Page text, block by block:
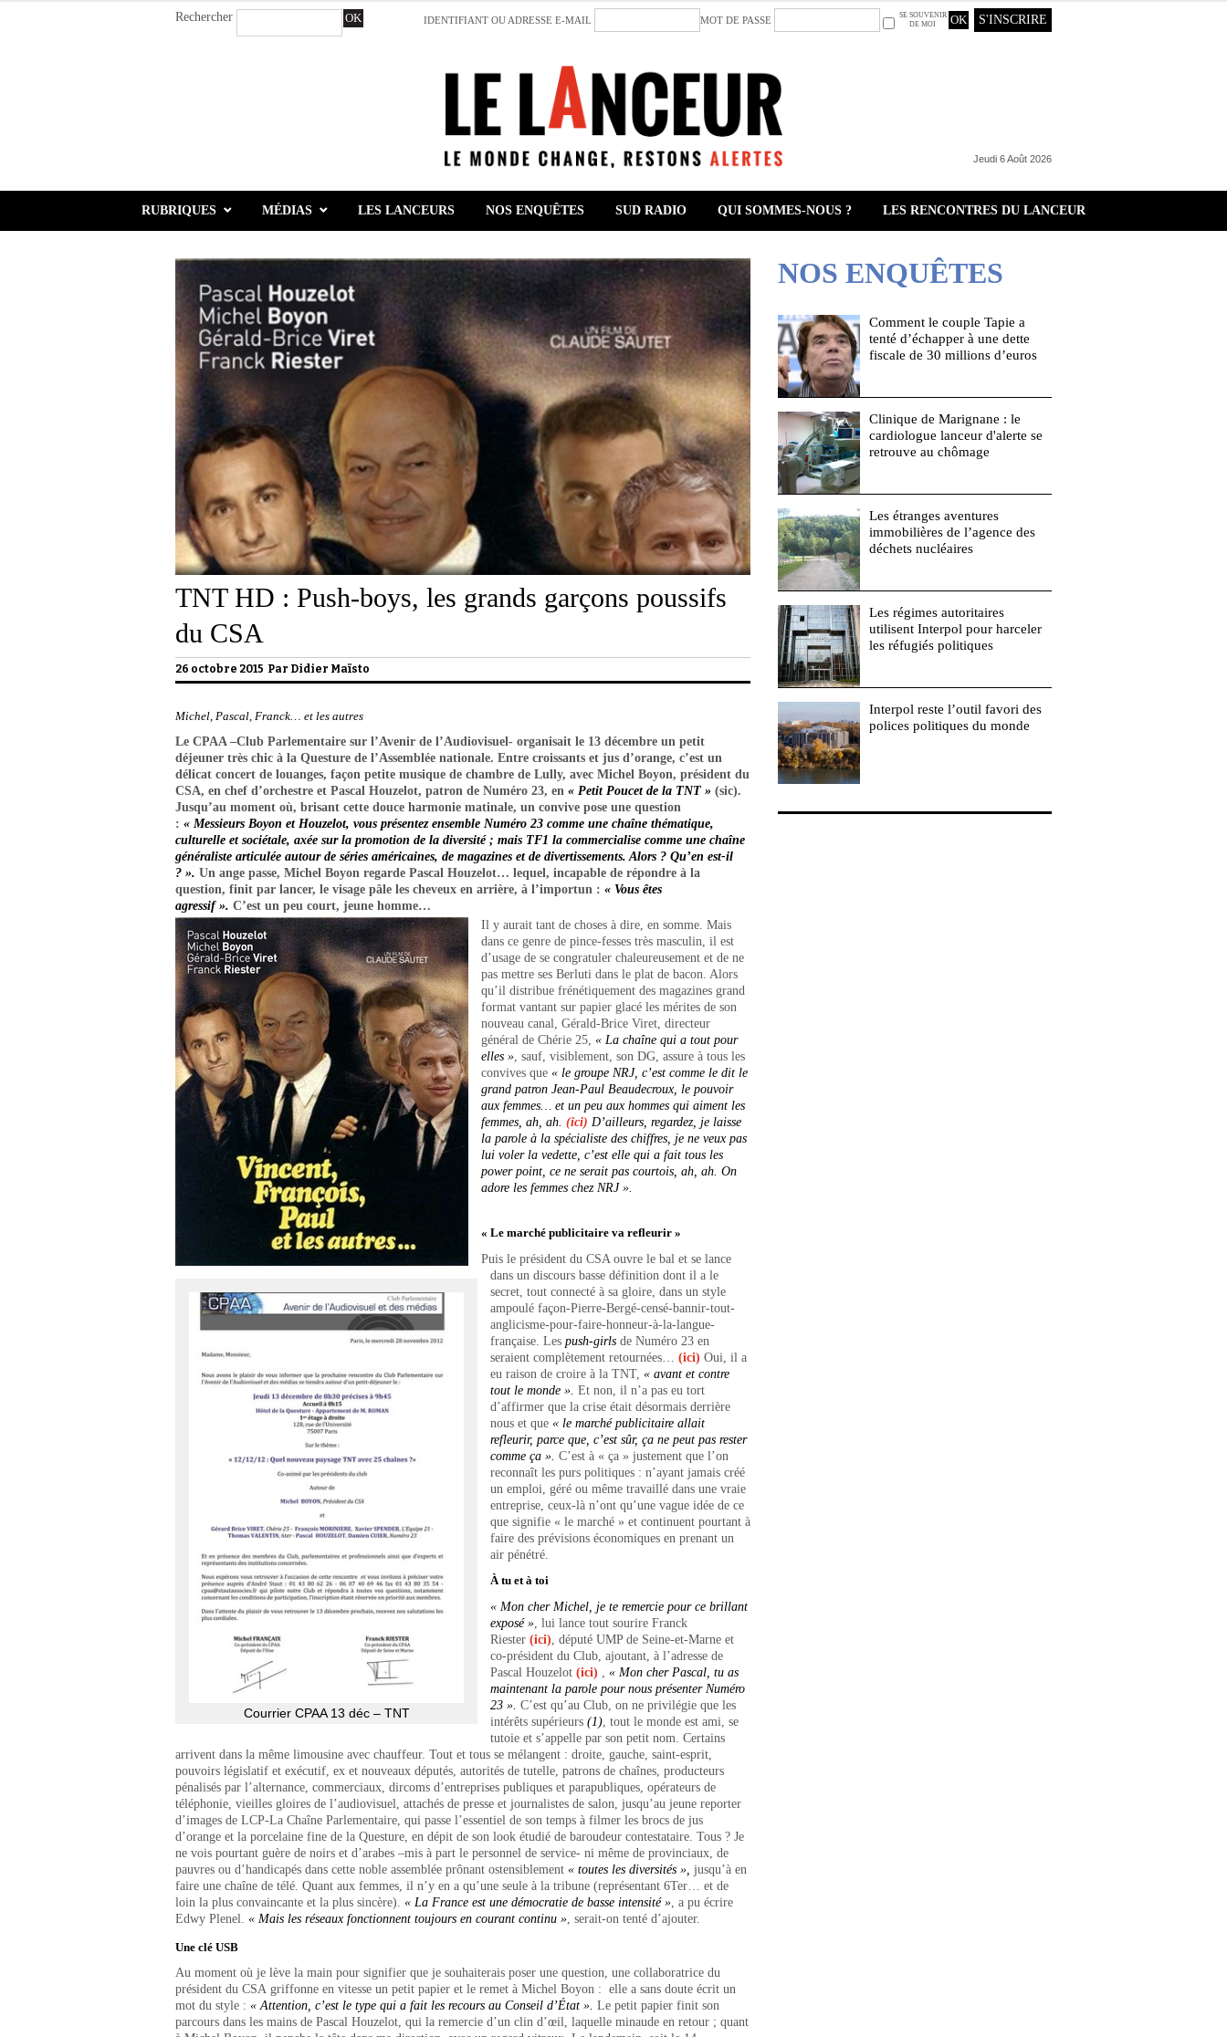
IDENTIFIANT OU ADRESSE E-MAIL MOT DE PASSE
SE SOUVENIR
DE MOI
S'INSCRIRE
Rechercher OK
Jeudi 6 Août 2026
RUBRIQUES MÉDIAS LES LANCEURS NOS ENQUÊTES SUD RADIO QUI SOMMES-NOUS ? LES RENCONTRES DU LANCEUR
TNT HD : Push-boys, les grands garçons poussifs
du CSA
26 octobre 2015 Par Didier Maïsto
Michel, Pascal, Franck… et les autres
Le CPAA –Club Parlementaire sur l’Avenir de l’Audiovisuel- organisait le 13 décembre un petit
déjeuner très chic à la Questure de l’Assemblée nationale. Entre croissants et jus d’orange, c’est un
délicat concert de louanges, façon petite musique de chambre de Lully, avec Michel Boyon, président du
CSA, en chef d’orchestre et Pascal Houzelot, patron de Numéro 23, en « Petit Poucet de la TNT » (sic).
Jusqu’au moment où, brisant cette douce harmonie matinale, un convive pose une question
: « Messieurs Boyon et Houzelot, vous présentez ensemble Numéro 23 comme une chaîne thématique,
culturelle et sociétale, axée sur la promotion de la diversité ; mais TF1 la commercialise comme une chaîne
généraliste articulée autour de séries américaines, de magazines et de divertissements. Alors ? Qu’en est-il
? ». Un ange passe, Michel Boyon regarde Pascal Houzelot… lequel, incapable de répondre à la
question, finit par lancer, le visage pâle les cheveux en arrière, à l’importun : « Vous êtes
agressif ». C’est un peu court, jeune homme…
Il y aurait tant de choses à dire, en somme. Mais
dans ce genre de pince-fesses très masculin, il est
d’usage de se congratuler chaleureusement et de ne
pas mettre ses Berluti dans le plat de bacon. Alors
qu’il distribue frénétiquement des magazines grand
format vantant sur papier glacé les mérites de son
nouveau canal, Gérald-Brice Viret, directeur
général de Chérie 25, « La chaîne qui a tout pour
elles », sauf, visiblement, son DG, assure à tous les
convives que « le groupe NRJ, c’est comme le dit le
grand patron Jean-Paul Beaudecroux, le pouvoir
aux femmes… et un peu aux hommes qui aiment les
femmes, ah, ah. (ici) D’ailleurs, regardez, je laisse
la parole à la spécialiste des chiffres, je ne veux pas
lui voler la vedette, c’est elle qui a fait tous les
power point, ce ne serait pas courtois, ah, ah. On
adore les femmes chez NRJ ».
Courrier CPAA 13 déc – TNT
« Le marché publicitaire va refleurir »
Puis le président du CSA ouvre le bal et se lance
dans un discours basse définition dont il a le
secret, tout connecté à sa gloire, dans un style
ampoulé façon-Pierre-Bergé-censé-bannir-tout-
anglicisme-pour-faire-honneur-à-la-langue-
française. Les push-girls de Numéro 23 en
seraient complètement retournées… (ici) Oui, il a
eu raison de croire à la TNT, « avant et contre
tout le monde ». Et non, il n’a pas eu tort
d’affirmer que la crise était désormais derrière
nous et que « le marché publicitaire allait
refleurir, parce que, c’est sûr, ça ne peut pas rester
comme ça ». C’est à « ça » justement que l’on
reconnaît les purs politiques : n’ayant jamais créé
un emploi, géré ou même travaillé dans une vraie
entreprise, ceux-là n’ont qu’une vague idée de ce
que signifie « le marché » et continuent pourtant à
faire des prévisions économiques en prenant un
air pénétré.
À tu et à toi
« Mon cher Michel, je te remercie pour ce brillant
exposé » , lui lance tout sourire Franck
Riester (ici) , député UMP de Seine-et-Marne et
co-président du Club, ajoutant, à l’adresse de
Pascal Houzelot (ici)
« Mon cher Pascal, tu as
maintenant la parole pour nous présenter Numéro
23 ». C’est qu’au Club, on ne privilégie que les
intérêts supérieurs (1) , tout le monde est ami, se
tutoie et s’appelle par son petit nom. Certains
arrivent dans la même limousine avec chauffeur. Tout et tous se mélangent : droite, gauche, saint-esprit,
pouvoirs législatif et exécutif, ex et nouveaux députés, autorités de tutelle, patrons de chaînes, producteurs
pénalisés par l’alternance, commerciaux, dircoms d’entreprises publiques et parapubliques, opérateurs de
téléphonie, vieilles gloires de l’audiovisuel, attachés de presse et journalistes de salon, jusqu’au jeune reporter
d’images de LCP-La Chaîne Parlementaire, qui passe l’essentiel de son temps à filmer les brocs de jus
d’orange et la porcelaine fine de la Questure, en dépit de son look étudié de baroudeur contestataire. Tous ? Je
ne vois pourtant guère de noirs et d’arabes –mis à part le personnel de service- ni même de provinciaux, de
pauvres ou d’handicapés dans cette noble assemblée prônant ostensiblement « toutes les diversités », jusqu’à en
faire une chaîne de télé. Quant aux femmes, il n’y en a qu’une seule à la tribune (représentant 6Ter… et de
loin la plus convaincante et la plus sincère). « La France est une démocratie de basse intensité » , a pu écrire
Edwy Plenel. « Mais les réseaux fonctionnent toujours en courant continu » , serait-on tenté d’ajouter.
Une clé USB
Au moment où je lève la main pour signifier que je souhaiterais poser une question, une collaboratrice du
président du CSA griffonne en vitesse un petit papier et le remet à Michel Boyon : elle a sans doute écrit un
mot du style : « Attention, c’est le type qui a fait les recours au Conseil d’État ». Le petit papier finit son
parcours dans les mains de Pascal Houzelot, qui la remercie d’un clin d’œil, laquelle minaude en retour ; quant
NOS ENQUÊTES
Comment le couple Tapie a
tenté d’échapper à une dette
fiscale de 30 millions d’euros
Clinique de Marignane : le
cardiologue lanceur d'alerte se
retrouve au chômage
Les étranges aventures
immobilières de l’agence des
déchets nucléaires
Les régimes autoritaires
utilisent Interpol pour harceler
les réfugiés politiques
Interpol reste l’outil favori des
polices politiques du monde